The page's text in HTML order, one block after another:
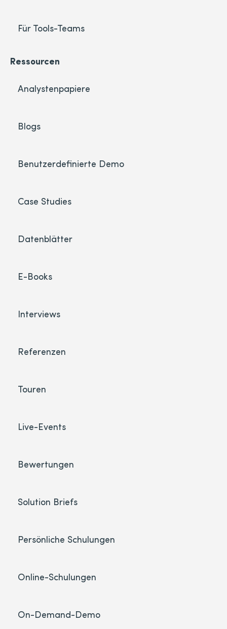
Für Tools-Teams
Ressourcen
Analystenpapiere
Blogs
Benutzerdefinierte Demo
Case Studies
Datenblätter
E-Books
Interviews
Referenzen
Touren
Live-Events
Bewertungen
Solution Briefs
Persönliche Schulungen
Online-Schulungen
On-Demand-Demo